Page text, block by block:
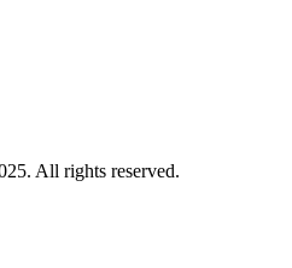
All rights reserved.